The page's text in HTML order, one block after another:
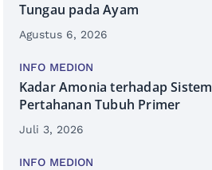
Tungau pada Ayam
Agustus 6, 2026
INFO MEDION
Kadar Amonia terhadap Sistem
Pertahanan Tubuh Primer
Juli 3, 2026
INFO MEDION